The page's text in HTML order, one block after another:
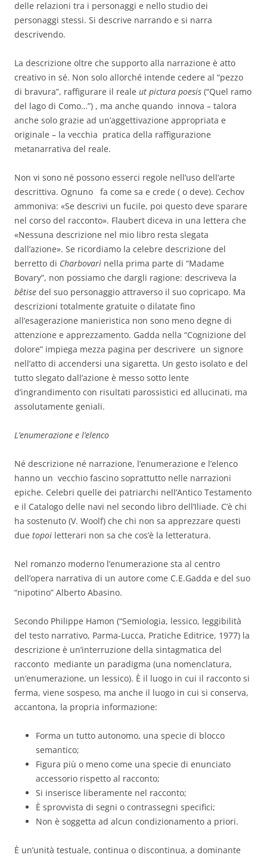
delle relazioni tra i personaggi e nello studio dei
personaggi stessi. Si descrive narrando e si narra
descrivendo.
La descrizione oltre che supporto alla narrazione è atto
creativo in sé. Non solo allorché intende cedere al “pezzo
di bravura”, raffigurare il reale ut pictura poesis (“Quel ramo
del lago di Como…”) , ma anche quando innova – talora
anche solo grazie ad un’aggettivazione appropriata e
originale – la vecchia pratica della raffigurazione
metanarrativa del reale.
Non vi sono né possono esserci regole nell’uso dell’arte
descrittiva. Ognuno fa come sa e crede ( o deve). Cechov
ammoniva: «Se descrivi un fucile, poi questo deve sparare
nel corso del racconto». Flaubert diceva in una lettera che
«Nessuna descrizione nel mio libro resta slegata
dall’azione». Se ricordiamo la celebre descrizione del
berretto di Charbovarì nella prima parte di “Madame
Bovary”, non possiamo che dargli ragione: descriveva la
bêtise del suo personaggio attraverso il suo copricapo. Ma
descrizioni totalmente gratuite o dilatate fino
all’esagerazione manieristica non sono meno degne di
attenzione e apprezzamento. Gadda nella “Cognizione del
dolore” impiega mezza pagina per descrivere un signore
nell’atto di accendersi una sigaretta. Un gesto isolato e del
tutto slegato dall’azione è messo sotto lente
d’ingrandimento con risultati parossistici ed allucinati, ma
assolutamente geniali.
L’enumerazione e l’elenco
Né descrizione né narrazione, l’enumerazione e l’elenco
hanno un vecchio fascino soprattutto nelle narrazioni
epiche. Celebri quelle dei patriarchi nell’Antico Testamento
e il Catalogo delle navi nel secondo libro dell’Iliade. C’è chi
ha sostenuto (V. Woolf) che chi non sa apprezzare questi
due topoi letterari non sa che cos’è la letteratura.
Nel romanzo moderno l’enumerazione sta al centro
dell’opera narrativa di un autore come C.E.Gadda e del suo
“nipotino” Alberto Abasino.
Secondo Philippe Hamon (“Semiologia, lessico, leggibilità
del testo narrativo, Parma-Lucca, Pratiche Editrice, 1977) la
descrizione è un’interruzione della sintagmatica del
racconto mediante un paradigma (una nomenclatura,
un’enumerazione, un lessico). È il luogo in cui il racconto si
ferma, viene sospeso, ma anche il luogo in cui si conserva,
accantona, la propria informazione:
Forma un tutto autonomo, una specie di blocco
semantico;
Figura più o meno come una specie di enunciato
accessorio rispetto al racconto;
Si inserisce liberamente nel racconto;
È sprovvista di segni o contrassegni specifici;
Non è soggetta ad alcun condizionamento a priori.
È un’unità testuale, continua o discontinua, a dominante